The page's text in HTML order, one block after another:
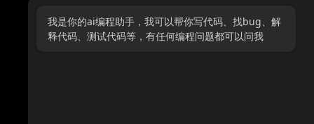
我是你的ai编程助手，我可以帮你写代码、找bug、解
释代码、测试代码等，有任何编程问题都可以问我